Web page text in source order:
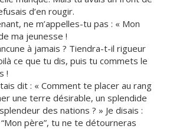
d’en rougir.
ne m’appelles-tu pas : « Mon
ma jeunesse !
à jamais ? Tiendra-t-il rigueur
ce que tu dis, puis tu commets le
!
dit : « Comment te placer au rang
une terre désirable, un splendide
des nations ? » Je disais :
père”, tu ne te détourneras